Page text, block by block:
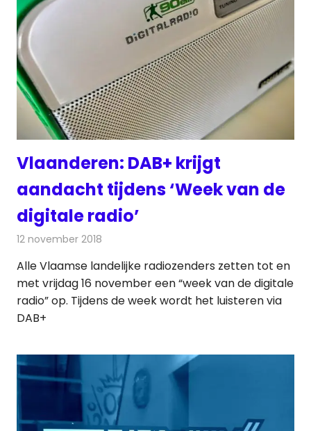
Vlaanderen: DAB+ krijgt
aandacht tijdens ‘Week van de
digitale radio’
12 november 2018
Alle Vlaamse landelijke radiozenders zetten tot en
met vrijdag 16 november een “week van de digitale
radio” op. Tijdens de week wordt het luisteren via
DAB+